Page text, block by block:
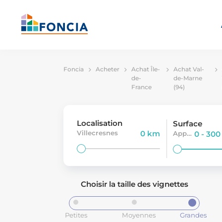
Foncia Acheter
Achat Île-
de-
France
Achat Val-
de-Marne
(94)
Localisation
Villecresnes 0 km
Surface
Appartement 0 -
Choisir la taille des vignettes
Petites Moyennes Grandes